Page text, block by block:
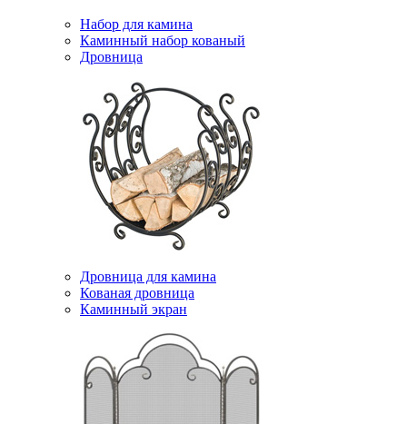
Набор для камина
Каминный набор кованый
Дровница
Дровница для камина
Кованая дровница
Каминный экран